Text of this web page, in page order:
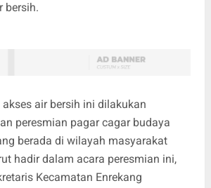
bersih.
air bersih ini dilakukan
peresmian pagar cagar budaya
berada di wilayah masyarakat
hadir dalam acara peresmian ini,
Kecamatan Enrekang